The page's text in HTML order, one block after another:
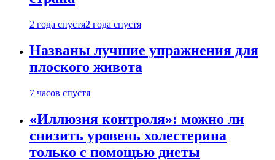
2 года спустя2 года спустя
Названы лучшие упражнения для
плоского живота
7 часов спустя
«Иллюзия контроля»: можно ли
снизить уровень холестерина
только с помощью диеты